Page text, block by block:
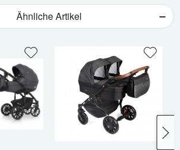
Ähnliche Artikel